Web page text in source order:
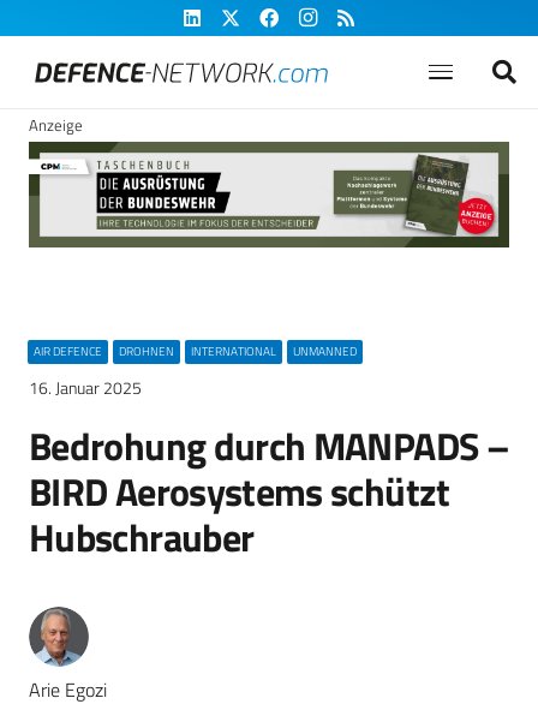
Anzeige
AIR DEFENCE DROHNEN INTERNATIONAL UNMANNED
16. Januar 2025
Bedrohung durch MANPADS –
BIRD Aerosystems schützt
Hubschrauber
Arie Egozi